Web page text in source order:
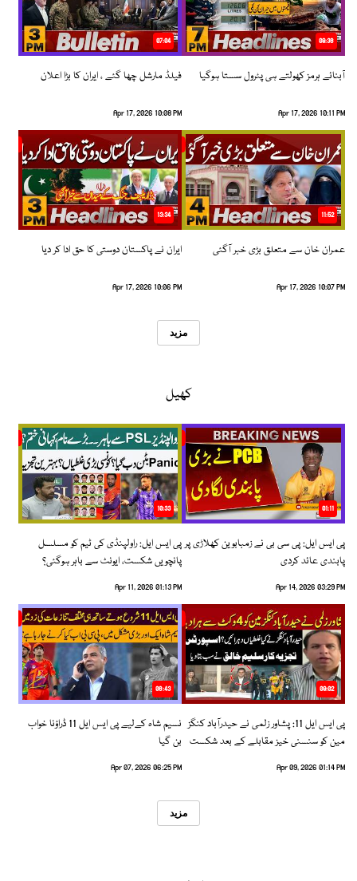
08:36
آبنائے ہرمز کھولتے ہی پٹرول سستا ہوگیا
Apr 17, 2026 10:11 PM
07:04
فیلڈ مارشل چھا گئے ، ایران کا بڑا اعلان
Apr 17, 2026 10:08 PM
11:52
عمران خان سے متعلق بڑی خبر آگئی
Apr 17, 2026 10:07 PM
13:34
ایران نے پاکستان دوستی کا حق ادا کر دیا
Apr 17, 2026 10:06 PM
مزید
کھیل
01:11
پی ایس ایل: پی سی بی نے زمبابوین کھلاڑی پر
پابندی عائد کردی
Apr 14, 2026 03:29 PM
10:33
پی ایس ایل: راولپنڈی کی ٹیم کو مسلسل
پانچویں شکست، ایونٹ سے باہر ہوگئی؟
Apr 11, 2026 01:13 PM
09:02
پی ایس ایل 11: پشاور زلمی نے حیدرآباد کنگز
مین کو سنسنی خیز مقابلے کے بعد شکست
Apr 09, 2026 01:14 PM
06:43
نسیم شاہ کےلیے پی ایس ایل 11 ڈراؤنا خواب
بن گیا
Apr 07, 2026 06:25 PM
مزید